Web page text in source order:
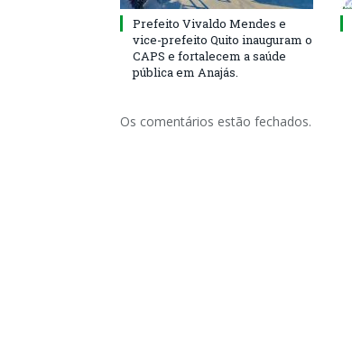
Prefeito Vivaldo Mendes e
vice-prefeito Quito inauguram o
CAPS e fortalecem a saúde
pública em Anajás.
Os comentários estão fechados.